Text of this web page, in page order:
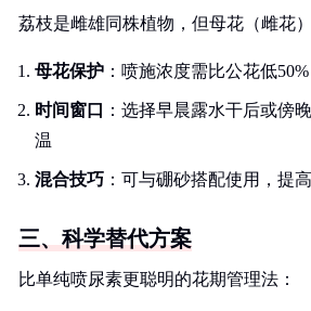
荔枝是雌雄同株植物，但母花（雌花
母花保护 ：喷施浓度需比公花低
时间窗口
：选择早晨露水干后或傍
温
混合技巧 ：可与硼砂搭配使用，提
三、科学替代方案
比单纯喷尿素更聪明的花期管理法：